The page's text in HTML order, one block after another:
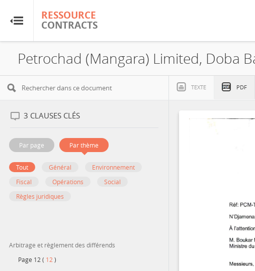
RESSOURCE
CONTRACTS
RESSOURCE
CONTRACTS
Accueil
FAQ
Guides
Glossaire
Recherche et analyse
Contact
Petrochad (Mangara) Limited, Doba
TEXTE PDF
3 CLAUSES CLÉS
Par page Par thème
Tout Général
Environnement
Fiscal
Opérations
Social
Règles juridiques
Arbitrage et règlement des différends
Page 12 ( 12 )